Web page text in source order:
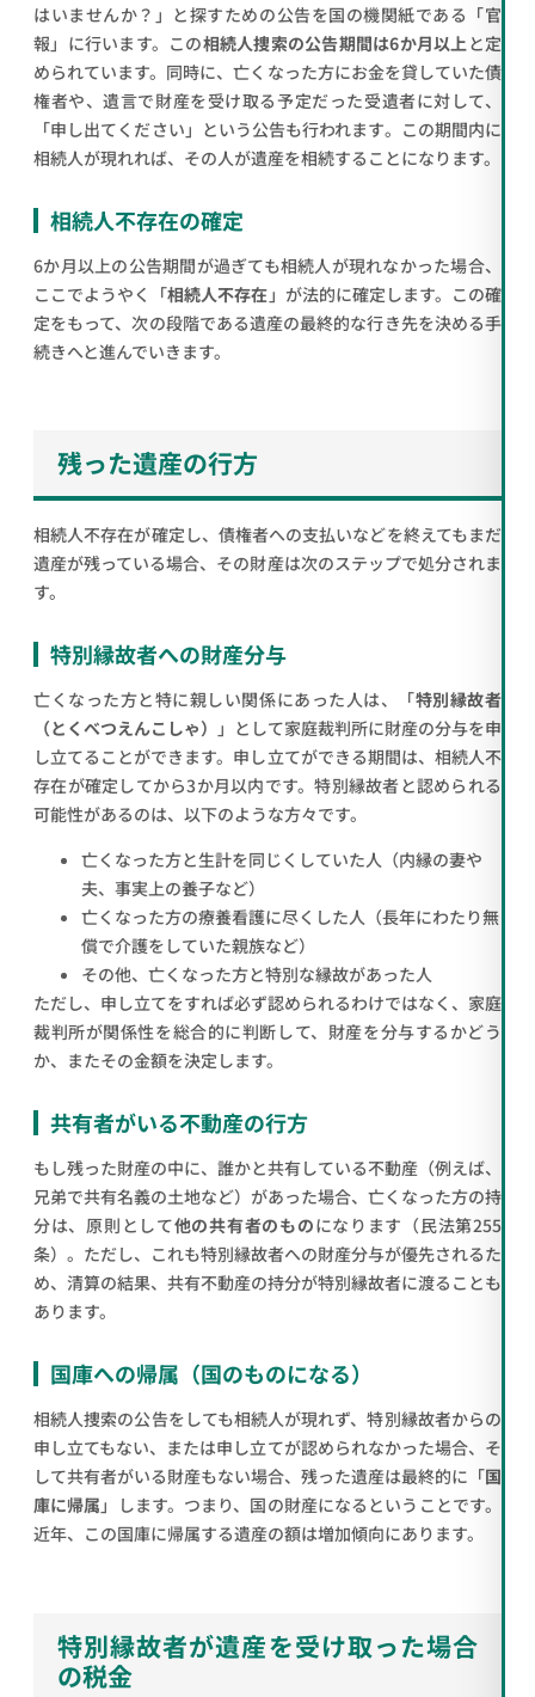
はいませんか？」と探すための公告を国の機関紙である「官
報」に行います。この相続人捜索の公告期間は6か月以上 と定
められています。同時に、亡くなった方にお金を貸していた債
権者や、遺言で財産を受け取る予定だった受遺者に対して、
「申し出てください」という公告も行われます。この期間内に
相続人が現れれば、その人が遺産を相続することになります。
相続人不存在の確定
6か月以上の公告期間が過ぎても相続人が現れなかった場合、
ここでようやく「相続人不存在 」が法的に確定します。この確
定をもって、次の段階である遺産の最終的な行き先を決める手
続きへと進んでいきます。
残った遺産の行方
相続人不存在が確定し、債権者への支払いなどを終えてもまだ
遺産が残っている場合、その財産は次のステップで処分されま
す。
特別縁故者への財産分与
亡くなった方と特に親しい関係にあった人は、「特別縁故者
（とくべつえんこしゃ） 」として家庭裁判所に財産の分与を申
し立てることができます。申し立てができる期間は、相続人不
存在が確定してから3か月以内です。特別縁故者と認められる
可能性があるのは、以下のような方々です。
亡くなった方と生計を同じくしていた人（内縁の妻や
夫、事実上の養子など）
亡くなった方の療養看護に尽くした人（長年にわたり無
償で介護をしていた親族など）
その他、亡くなった方と特別な縁故があった人
ただし、申し立てをすれば必ず認められるわけではなく、家庭
裁判所が関係性を総合的に判断して、財産を分与するかどう
か、またその金額を決定します。
共有者がいる不動産の行方
もし残った財産の中に、誰かと共有している不動産（例えば、
兄弟で共有名義の土地など）があった場合、亡くなった方の持
分は、原則として他の共有者のものになります（民法第255
条）。ただし、これも特別縁故者への財産分与が優先されるた
め、清算の結果、共有不動産の持分が特別縁故者に渡ることも
あります。
国庫への帰属（国のものになる）
相続人捜索の公告をしても相続人が現れず、特別縁故者からの
申し立てもない、または申し立てが認められなかった場合、そ
して共有者がいる財産もない場合、残った遺産は最終的に「国
庫に帰属 」します。つまり、国の財産になるということです。
近年、この国庫に帰属する遺産の額は増加傾向にあります。
特別縁故者が遺産を受け取った場合
の税金